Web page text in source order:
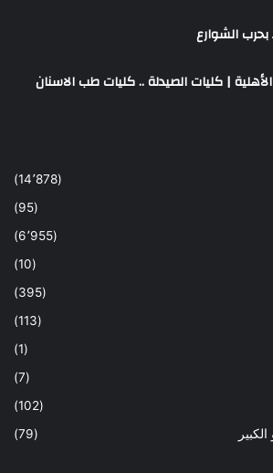
الشوارع
| كليات الصيدلة .. كليات طب الاسنان
(14٬878)
(95)
(6٬955)
(10)
(395)
(113)
(1)
(7)
(102)
(79)